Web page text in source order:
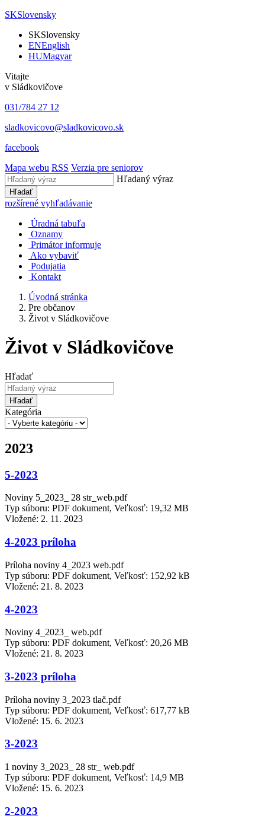
SKSlovensky
SKSlovensky
ENEnglish
HUMagyar
Vitajte
v Sládkovičove
031/784 27 12
sladkovicovo@sladkovicovo.sk
facebook
Mapa webu RSS Verzia pre seniorov
Hľadaný výraz
Hľadať
rozšírené vyhľadávanie
Úradná tabuľa
Oznamy
Primátor informuje
Ako vybaviť
Podujatia
Kontakt
Úvodná stránka
Pre občanov
Život v Sládkovičove
Život v Sládkovičove
Hľadať
Hľadať
Kategória
2023
5-2023
Noviny 5_2023_ 28 str_web.pdf
Typ súboru: PDF dokument, Veľkosť: 19,32 MB
Vložené: 2. 11. 2023
4-2023 príloha
Príloha noviny 4_2023 web.pdf
Typ súboru: PDF dokument, Veľkosť: 152,92 kB
Vložené: 21. 8. 2023
4-2023
Noviny 4_2023_ web.pdf
Typ súboru: PDF dokument, Veľkosť: 20,26 MB
Vložené: 21. 8. 2023
3-2023 príloha
Príloha noviny 3_2023 tlač.pdf
Typ súboru: PDF dokument, Veľkosť: 617,77 kB
Vložené: 15. 6. 2023
3-2023
1 noviny 3_2023_ 28 str_ web.pdf
Typ súboru: PDF dokument, Veľkosť: 14,9 MB
Vložené: 15. 6. 2023
2-2023